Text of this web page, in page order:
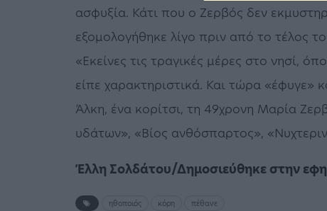
ασφυξία. Κάτι που ο Ζερβός δεν
εξομολογήθηκε λίγο πριν από το τέλος
«Εκείνες τις τραγικές μέρες στο νησί,
είπε χαρακτηριστικά. Και τώρα «έφυγε»
Άλκη, ένα κορίτσι, τη 49χρονη Μαρία
υδάτων», «Βίος ανθόσπαρτος»,
Έλλη Σολδάτου/Δημοσιεύθηκε στην
ηθοποιός κόρη πέθανε